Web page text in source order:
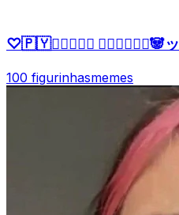
♡🇵🇾ッ⃝⃕⃕⃕‌ 𝙉𝙖𝙩𝙩𝙮♛🐼ッ
100 figurinhasmemes